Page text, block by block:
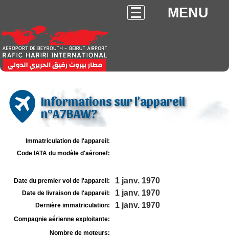
MENU
Informations sur l'appareil
n°A7BAW?
Immatriculation de l'appareil:
Code IATA du modèle d'aéronef:
Date du premier vol de l'appareil: 1 janv. 1970
Date de livraison de l'appareil: 1 janv. 1970
Dernière immatriculation: 1 janv. 1970
Compagnie aérienne exploitante:
Nombre de moteurs: